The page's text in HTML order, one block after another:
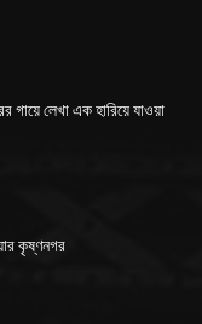
গায়ে লেখা এক হারিয়ে যাওয়া
কৃষ্ণনগর